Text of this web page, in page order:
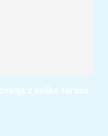
z veliko teraso